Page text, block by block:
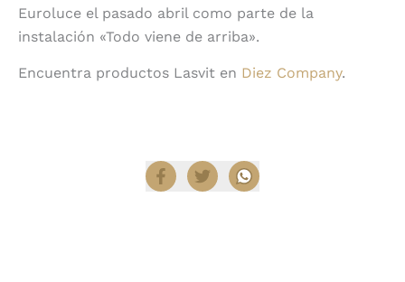
Euroluce el pasado abril como parte de la
instalación «Todo viene de arriba».
Encuentra productos Lasvit en Diez Company.